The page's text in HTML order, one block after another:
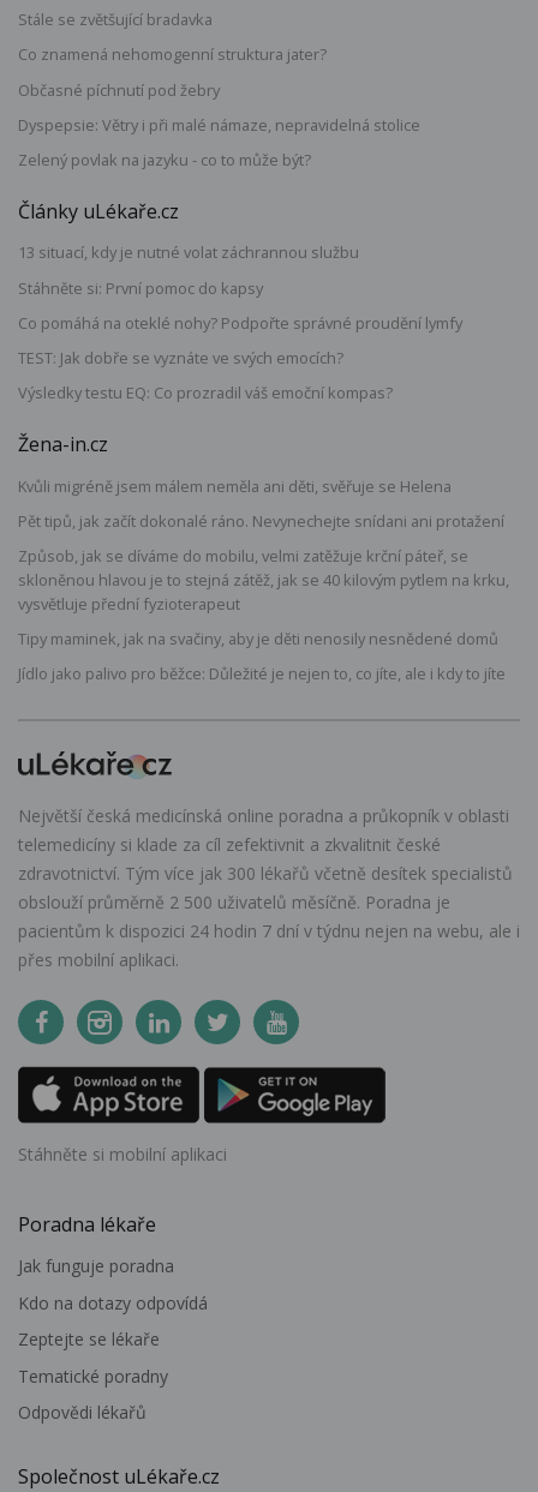
Stále se zvětšující bradavka
Co znamená nehomogenní struktura jater?
Občasné píchnutí pod žebry
Dyspepsie: Větry i při malé námaze, nepravidelná stolice
Zelený povlak na jazyku - co to může být?
Články uLékaře.cz
13 situací, kdy je nutné volat záchrannou službu
Stáhněte si: První pomoc do kapsy
Co pomáhá na oteklé nohy? Podpořte správné proudění lymfy
TEST: Jak dobře se vyznáte ve svých emocích?
Výsledky testu EQ: Co prozradil váš emoční kompas?
Žena-in.cz
Kvůli migréně jsem málem neměla ani děti, svěřuje se Helena
Pět tipů, jak začít dokonalé ráno. Nevynechejte snídani ani protažení
Způsob, jak se díváme do mobilu, velmi zatěžuje krční páteř, se
skloněnou hlavou je to stejná zátěž, jak se 40 kilovým pytlem na krku,
vysvětluje přední fyzioterapeut
Tipy maminek, jak na svačiny, aby je děti nenosily nesnědené domů
Jídlo jako palivo pro běžce: Důležité je nejen to, co jíte, ale i kdy to jíte
Největší česká medicínská online poradna a průkopník v oblasti
telemedicíny si klade za cíl zefektivnit a zkvalitnit české
zdravotnictví. Tým více jak 300 lékařů včetně desítek specialistů
obslouží průměrně 2 500 uživatelů měsíčně. Poradna je
pacientům k dispozici 24 hodin 7 dní v týdnu nejen na webu, ale i
přes mobilní aplikaci.
Stáhněte si mobilní aplikaci
Poradna lékaře
Jak funguje poradna
Kdo na dotazy odpovídá
Zeptejte se lékaře
Tematické poradny
Odpovědi lékařů
Společnost uLékaře.cz